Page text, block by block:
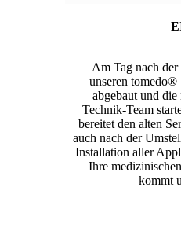
Am Tag nach
unseren
abgebaut und
Technik-Team
bereitet den alten
auch nach der
Installation aller
Ihre
kommt